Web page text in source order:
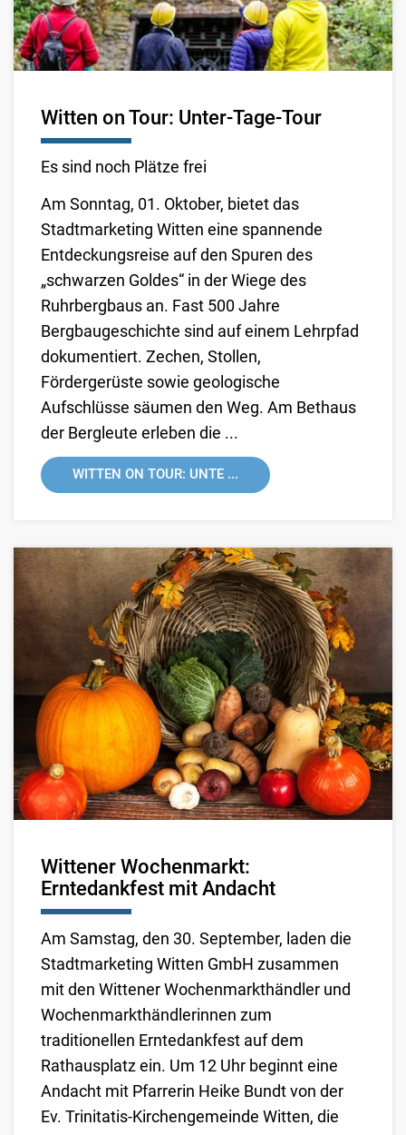
Witten on Tour: Unter-Tage-Tour
Es sind noch Plätze frei
Am Sonntag, 01. Oktober, bietet das
Stadtmarketing Witten eine spannende
Entdeckungsreise auf den Spuren des
„schwarzen Goldes“ in der Wiege des
Ruhrbergbaus an. Fast 500 Jahre
Bergbaugeschichte sind auf einem Lehrpfad
dokumentiert. Zechen, Stollen,
Fördergerüste sowie geologische
Aufschlüsse säumen den Weg. Am Bethaus
der Bergleute erleben die ...
WITTEN ON TOUR: UNTE ...
Wittener Wochenmarkt:
Erntedankfest mit Andacht
Am Samstag, den 30. September, laden die
Stadtmarketing Witten GmbH zusammen
mit den Wittener Wochenmarkthändler und
Wochenmarkthändlerinnen zum
traditionellen Erntedankfest auf dem
Rathausplatz ein. Um 12 Uhr beginnt eine
Andacht mit Pfarrerin Heike Bundt von der
Ev. Trinitatis-Kirchengemeinde Witten, die